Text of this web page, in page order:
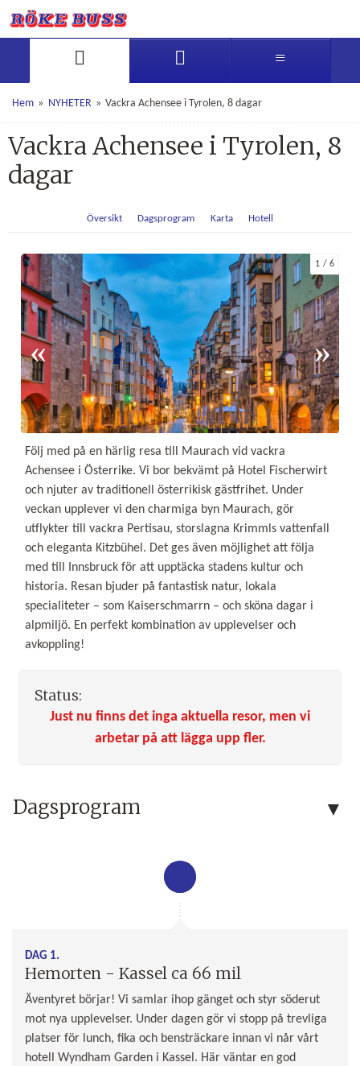
Hem » NYHETER » Vackra Achensee i Tyrolen, 8 dagar
Vackra Achensee i Tyrolen, 8
dagar
Översikt Dagsprogram Karta Hotell
1 6
Följ med på en härlig resa till Maurach vid vackra
Achensee i Österrike. Vi bor bekvämt på Hotel Fischerwirt
och njuter av traditionell österrikisk gästfrihet. Under
veckan upplever vi den charmiga byn Maurach, gör
utflykter till vackra Pertisau, storslagna Krimmls vattenfall
och eleganta Kitzbühel. Det ges även möjlighet att följa
med till Innsbruck för att upptäcka stadens kultur och
historia. Resan bjuder på fantastisk natur, lokala
specialiteter – som Kaiserschmarrn – och sköna dagar i
alpmiljö. En perfekt kombination av upplevelser och
avkoppling!
Status:
Just nu finns det inga aktuella resor, men vi
arbetar på att lägga upp fler.
Dagsprogram
DAG 1.
Hemorten - Kassel ca 66 mil
Äventyret börjar! Vi samlar ihop gänget och styr söderut
mot nya upplevelser. Under dagen gör vi stopp på trevliga
platser för lunch, fika och bensträckare innan vi når vårt
hotell Wyndham Garden i Kassel. Här väntar en god